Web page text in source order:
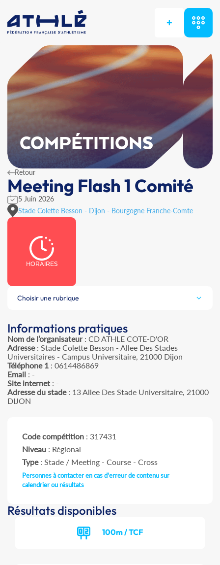
+
COMPÉTITIONS
Retour
Meeting Flash 1 Comité
5 Juin 2026
Stade Colette Besson - Dijon - Bourgogne Franche-Comte
HORAIRES
Choisir une rubrique
Informations pratiques
Nom de l’organisateur: CD ATHLE COTE-D'OR
Adresse: Stade Colette Besson - Allee Des Stades
Universitaires - Campus Universitaire, 21000 Dijon
Téléphone 1 : 0614486869
Email : -
Site internet : -
Adresse du stade: 13 Allee Des Stade Universitaire, 21000
DIJON
Code compétition : 317431
Niveau : Régional
Type: Stade / Meeting - Course - Cross
Personnes à contacter en cas d'erreur de contenu sur
calendrier ou résultats
Résultats disponibles
100m / TCF